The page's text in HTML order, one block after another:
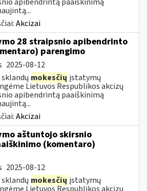
Akcizai
28 straipsnio apibendrinto
parengimo
2025-08-12
mokesčių įstatymų
Lietuvos Respublikos akcizų
apibendrintą paaiškinimą
Akcizai
aštuntojo skirsnio
(komentaro)
2025-08-12
mokesčių įstatymų
Lietuvos Respublikos akcizų